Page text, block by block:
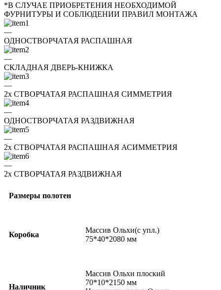
*В СЛУЧАЕ ПРИОБРЕТЕНИЯ НЕОБХОДИМОЙ
ФУРНИТУРЫ И СОБЛЮДЕНИИ ПРАВИЛ МОНТАЖА
—
ОДНОСТВОРЧАТАЯ РАСПАШНАЯ
—
СКЛАДНАЯ ДВЕРЬ-КНИЖКА
—
2x СТВОРЧАТАЯ РАСПАШНАЯ СИММЕТРИЯ
—
ОДНОСТВОРЧАТАЯ РАЗДВИЖНАЯ
—
2x СТВОРЧАТАЯ РАСПАШНАЯ АСИММЕТРИЯ
—
2x СТВОРЧАТАЯ РАЗДВИЖНАЯ
Размеры полотен
Коробка
Массив Ольхи(с упл.)
75*40*2080 мм
Наличник
Массив Ольхи плоский
70*10*2150 мм